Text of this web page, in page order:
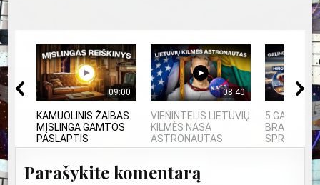
09:00
KAMUOLINIS ŽAIBAS:
MĮSLINGA GAMTOS
PASLAPTIS
08:40
VIENINTELIS LIETUVIŲ
KILMĖS NASA
ASTRONAUTAS
5
Parašykite komentarą